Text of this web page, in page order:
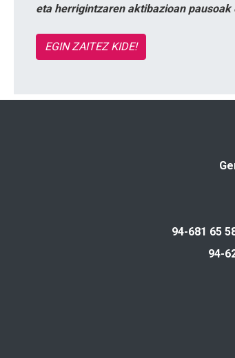
eta herrigintzaren aktibazioan pausoak
EGIN ZAITEZ KIDE!
94-681 65
94-